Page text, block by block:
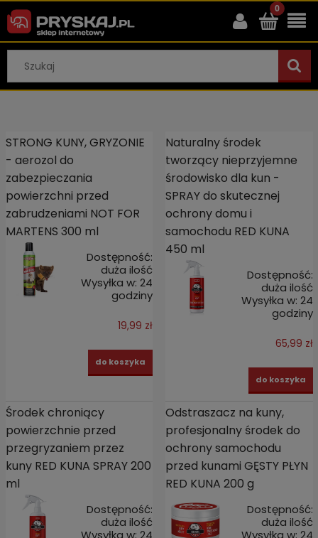
STRONG KUNY, GRYZONIE
- aerozol do
zabezpieczania
powierzchni przed
zabrudzeniami NOT FOR
MARTENS 300 ml
Dostępność:
duża ilość
Wysyłka w: 24
godziny
19,99 zł
do koszyka
Naturalny środek
tworzący nieprzyjemne
środowisko dla kun -
SPRAY do skutecznej
ochrony domu i
samochodu RED KUNA
450 ml
Dostępność:
duża ilość
Wysyłka w: 24
godziny
65,99 zł
do koszyka
Środek chroniący
powierzchnie przed
przegryzaniem przez
kuny RED KUNA SPRAY 200
ml
Dostępność:
duża ilość
Wysyłka w: 24
Odstraszacz na kuny,
profesjonalny środek do
ochrony samochodu
przed kunami GĘSTY PŁYN
RED KUNA 200 g
Dostępność:
duża ilość
Wysyłka w: 24